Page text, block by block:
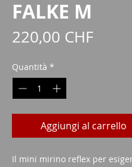
FALKE M
220,00 CHFPrezzo
Quantità *
Aggiungi al carrello
Il mini mirino reflex per